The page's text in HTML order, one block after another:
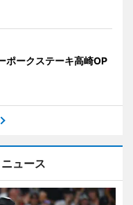
ポークステーキ高崎OP
ュース